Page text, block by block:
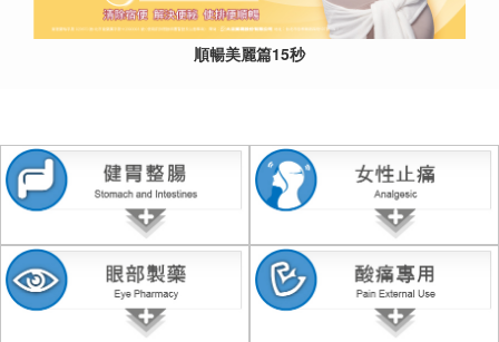
順暢美麗篇15秒